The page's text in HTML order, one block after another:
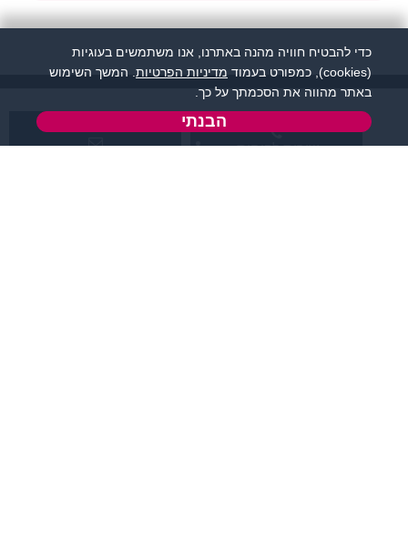
שירות לקוחות:
כדי להבטיח חוויה מהנה באתרנו, אנו משתמשים בעוגיות
(cookies), כמפורט בעמוד
מדיניות הפרטיות . המשך השימוש
באתר מהווה את הסכמתך על כך.
הבנתי